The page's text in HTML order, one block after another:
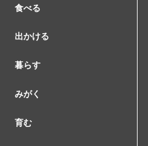
食べる
出かける
暮らす
みがく
育む